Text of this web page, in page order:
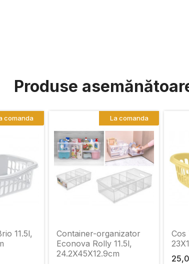
Produse
11.5l,
comanda
Container-organizator
Econova Rolly 11.5l,
24.2X45X12.9cm
La comanda
Cos